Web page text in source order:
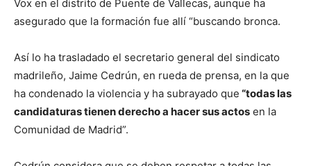
Vox en el distrito de Puente de Vallecas, aunque ha
asegurado que la formación fue allí “buscando bronca.
Así lo ha trasladado el secretario general del sindicato
madrileño, Jaime Cedrún, en rueda de prensa, en la que
ha condenado la violencia y ha subrayado que “todas las
candidaturas tienen derecho a hacer sus actos en la
Comunidad de Madrid”.